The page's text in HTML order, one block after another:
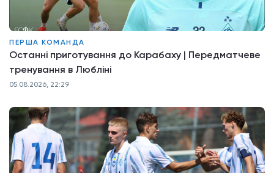
ПЕРША КОМАНДА
Останні приготування до Карабаху | Передматчеве
тренування в Любліні
05.08.2026, 22:29